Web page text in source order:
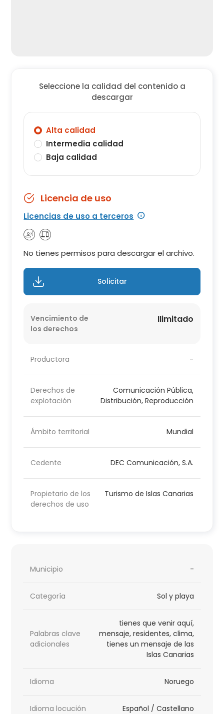
Seleccione la calidad del contenido a
descargar
Alta calidad
Intermedia calidad
Baja calidad
Licencia de uso
Licencias de uso a terceros
No tienes permisos para descargar el archivo.
Solicitar
Vencimiento de
los derechos
Ilimitado
Productora -
Derechos de
explotación
Comunicación Pública,
Distribución, Reproducción
Ámbito territorial Mundial
Cedente DEC Comunicación, S.A.
Propietario de los
derechos de uso
Turismo de Islas Canarias
Municipio -
Categoría Sol y playa
Palabras clave
adicionales
tienes que venir aquí,
mensaje, residentes, clima,
tienes un mensaje de las
Islas Canarias
Idioma Noruego
Idioma locución Español / Castellano